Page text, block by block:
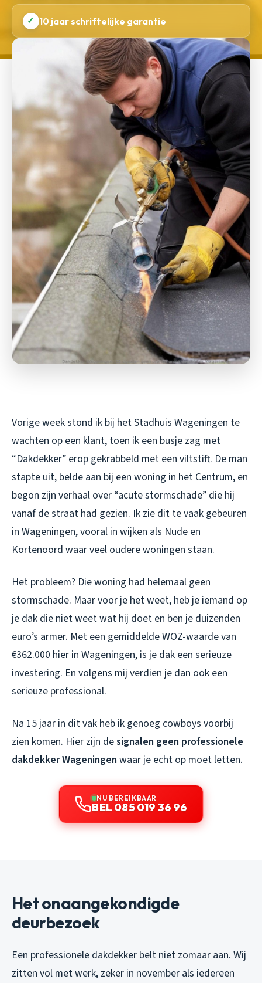
✓ 10 jaar schriftelijke garantie
Vorige week stond ik bij het Stadhuis Wageningen te
wachten op een klant, toen ik een busje zag met
“Dakdekker” erop gekrabbeld met een viltstift. De man
stapte uit, belde aan bij een woning in het Centrum, en
begon zijn verhaal over “acute stormschade” die hij
vanaf de straat had gezien. Ik zie dit te vaak gebeuren
in Wageningen, vooral in wijken als Nude en
Kortenoord waar veel oudere woningen staan.
Het probleem? Die woning had helemaal geen
stormschade. Maar voor je het weet, heb je iemand op
je dak die niet weet wat hij doet en ben je duizenden
euro’s armer. Met een gemiddelde WOZ-waarde van
€362.000 hier in Wageningen, is je dak een serieuze
investering. En volgens mij verdien je dan ook een
serieuze professional.
Na 15 jaar in dit vak heb ik genoeg cowboys voorbij
zien komen. Hier zijn designalen geen professionele
dakdekker Wageningen waar je echt op moet letten.
NU BEREIKBAAR
BEL 085 019 36 96
Het onaangekondigde
deurbezoek
Een professionele dakdekker belt niet zomaar aan. Wij
zitten vol met werk, zeker in november als iedereen